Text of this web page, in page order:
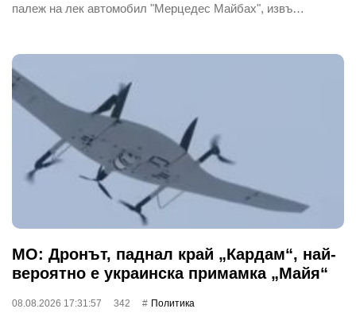
палеж на лек автомобил "Мерцедес Майбах", извъ…
МО: Дронът, паднал край „Кардам“, най-
вероятно е украинска примамка „Майя“
08.08.2026 17:31:57 342 Политика